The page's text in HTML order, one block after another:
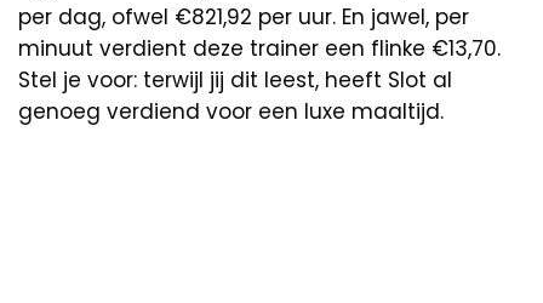
per dag, ofwel €821,92 per uur. En jawel, per
minuut verdient deze trainer een flinke €13,70.
Stel je voor: terwijl jij dit leest, heeft Slot al
genoeg verdiend voor een luxe maaltijd.